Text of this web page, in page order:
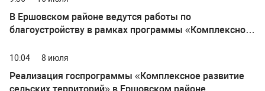
В Ершовском районе ведутся работы по
благоустройству в рамках программы «Комплексное
10:04 8 июля
Реализация госпрограммы «Комплексное развитие